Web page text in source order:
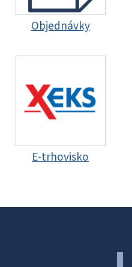
Objednávky
E-trhovisko